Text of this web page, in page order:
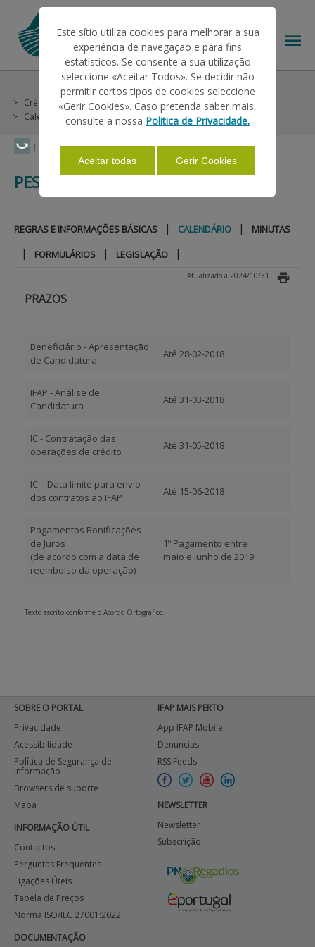
Faça Swipe para ver o menu
O IFAP
AJUDAS/APOIOS
INFORMAÇÕES
ESTATÍSTICAS
PAGAMENTOS
APOIO AO BENEFICIÁRIO
Entrar / Registar
Ajudas/Apoios Outras Ajudas
Histórico
Crédito e Seguros
Linhas Especiais
Pescas 2014
Calendário
PESCAS 2014
REGRAS E INFORMAÇÕES BÁSICAS | CALENDÁRIO | MINUTAS
| FORMULÁRIOS | LEGISLAÇÃO |
Atualizado a 2024/10/31
PRAZOS
Beneficiário - Apresentação
de Candidatura
Até 28-02-2018
IFAP - Análise de
Candidatura
Até 31-03-2018
IC - Contratação das
operações de crédito
Até 31-05-2018
IC – Data limite para envio
dos contratos ao IFAP
Até 15-06-2018
Pagamentos Bonificações
de Juros
(de acordo com a data de
reembolso da operação)
1º Pagamento entre
maio e junho de 2019
Texto escrito conforme o Acordo Ortográfico.
SOBRE O PORTAL
Privacidade
Acessibilidade
Política de Segurança de
Informação
Browsers de suporte
Mapa
INFORMAÇÃO ÚTIL
Contactos
Perguntas Frequentes
Ligações Úteis
Tabela de Preços
Norma ISO/IEC 27001:2022
DOCUMENTAÇÃO
IFAP MAIS PERTO
App IFAP Mobile
Denúncias
RSS Feeds
NEWSLETTER
Newsletter
Subscrição
Este sítio utiliza cookies para melhorar a sua
experiência de navegação e para fins
estatísticos. Se consente a sua utilização
seleccione «Aceitar Todos». Se decidir não
permitir certos tipos de cookies seleccione
«Gerir Cookies». Caso pretenda saber mais,
consulte a nossa Politica de Privacidade.
Aceitar todas Gerir Cookies